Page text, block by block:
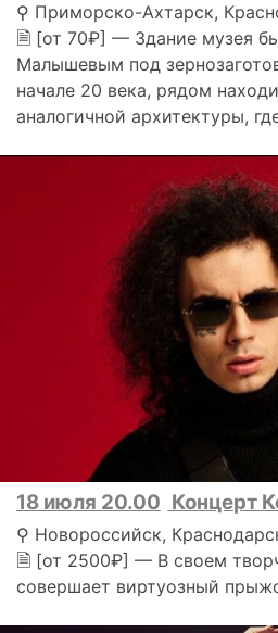
⚲ Приморско-Ахтарск,
🗎 [от 70₽] — Здание музея
Малышевым под
начале 20 века, рядом
аналогичной архитектуры,
18 июля 20.00 Концерт
⚲ Новороссийск,
🗎 [от 2500₽] — В своем
совершает виртуозный